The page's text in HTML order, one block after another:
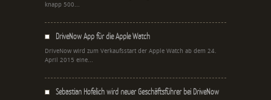
knapp 500...
DriveNow App für die Apple Watch
DriveNow wird zum Verkaufsstart der Apple Watch ab dem 24.
April 2015 eine...
Sebastian Hofelich wird neuer Geschäftsführer bei DriveNow